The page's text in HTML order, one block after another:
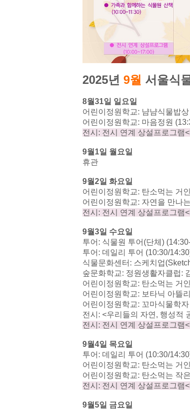
2025년 9월 서울식
8월31일 일요일
어린이정원학교: 냠냠식물밥상
어린이정원학교: 마음정원
전시 : 전시 연계 상설프로그램
9월 1일 월요일
휴관
9월2일 화요일
어린이정원학교: 탄소먹는 거
어린이정원학교: 자연을 만나
전시 : 전시 연계 상설프로그램
9월3일 수요일
투어 : 식물원 투어 (단체 )
투어 : 데일리 투어 (10:30/
식물문화센터 : 스케치업
숲문화학교: 정원생활자클럽:
어린이정원학교: 탄소먹는 거
어린이정원학교: 보타닉 아뜰
어린이정원학교: 꼬마식물학자
전시 : <우리들의 자연 , 행성적
전시 : 전시 연계 상설프로그램
9월4일 목요일
투어 : 데일리 투어 (10:30/
어린이정원학교: 탄소먹는 거
어린이정원학교: 탄소먹는 작
전시 : 전시 연계 상설프로그램
9월5일 금요일